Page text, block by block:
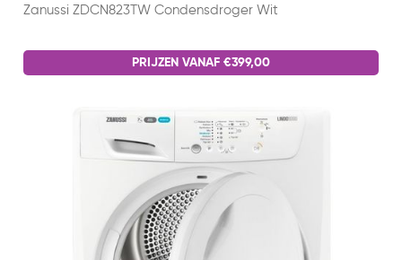
Zanussi ZDCN823TW Condensdroger Wit
PRIJZEN VANAF €399,00